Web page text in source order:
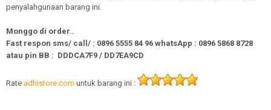
penyalahgunaan barang ini.
Monggo di order..
Fast respon sms/ call/ : 0896 5555 84 96 whatsApp : 0896 5868 8728
atau pin BB : DDDCA7F9 / DD7EA9CD
Rate adhistore.com untuk barang ini :